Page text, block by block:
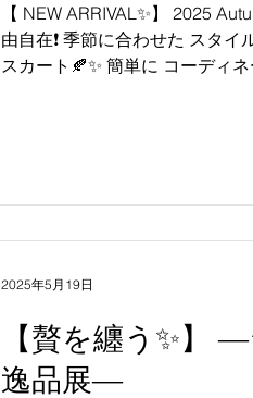
【 NEW ARRIVAL✨】 2025 Autumn Collection✨ 着回し自
由自在❗ 季節に合わせた スタイルが楽しめる ジャンパー
スカート🍂✨ 簡単に コーディネートが完成する ジャンパ
【贅を纏う✨】
逸品展―
2025年5月19日